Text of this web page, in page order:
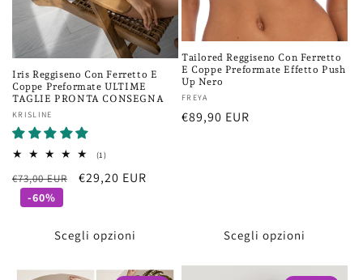
Iris Reggiseno Con Ferretto E
Coppe Preformate ULTIME
TAGLIE PRONTA CONSEGNA
Fornitore:
KRISLINE
(1)1
totali
Prezzo
€73,00 EUR
Prezzo
€29,20 EUR
-60%
Scegli opzioni
Tailored Reggiseno Con Ferretto
E Coppe Preformate Effetto Push
Up Nero
Fornitore:
FREYA
Prezzo
€89,90 EUR
Scegli opzioni